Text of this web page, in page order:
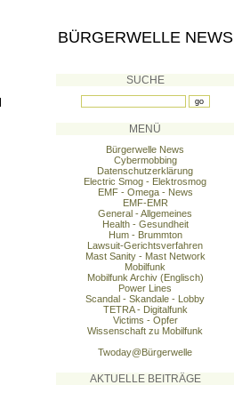
BÜRGERWELLE NEWS
SUCHE
MENÜ
Bürgerwelle News
Cybermobbing
Datenschutzerklärung
Electric Smog - Elektrosmog
EMF - Omega - News
EMF-EMR
General - Allgemeines
Health - Gesundheit
Hum - Brummton
Lawsuit-Gerichtsverfahren
Mast Sanity - Mast Network
Mobilfunk
Mobilfunk Archiv (Englisch)
Power Lines
Scandal - Skandale - Lobby
TETRA - Digitalfunk
Victims - Opfer
Wissenschaft zu Mobilfunk
Twoday@Bürgerwelle
AKTUELLE BEITRÄGE